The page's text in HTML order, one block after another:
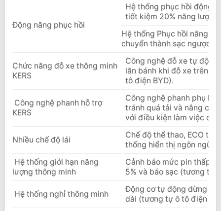
Động năng phục hồi
Hệ thống phục hồi động
tiết kiệm 20% năng lượng
Hệ thống Phục hồi năng
chuyển thành sạc ngược
Chức năng đỗ xe thông minh
KERS
Công nghệ đỗ xe tự động
lăn bánh khi đỗ xe trên
tô điện BYD).
Công nghệ phanh hỗ trợ
KERS
Công nghệ phanh phụ
tránh quá tải và nâng
với điều kiện làm việc của
Nhiều chế độ lái
Chế độ thể thao, ECO
thống hiển thị ngôn ngữ
Hệ thống giới hạn năng
lượng thông minh
Cảnh báo mức pin thấp
5% và báo sạc (tương tự
Hệ thống nghỉ thông minh
Động cơ tự động dừng
dài (tương tự ô tô điện